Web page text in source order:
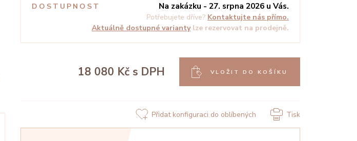
DOSTUPNOST Na zakázku - 27. srpna 2026 u Vás.
Potřebujete dříve? Kontaktujte nás přímo.
Aktuálně dostupné varianty lze rezervovat na prodejně.
18 080 Kč s DPH VLOŽIT DO KOŠÍKU
Přidat konfiguraci do oblíbených Tisk